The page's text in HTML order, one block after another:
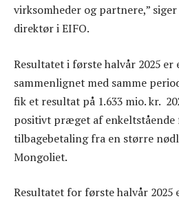
virksomheder og partnere,”
direktør i EIFO.
Resultatet i første halvår 2025 er
sammenlignet med samme
fik et resultat på 1.633 mio. kr.
positivt præget af enkeltstående
tilbagebetaling fra en større
Mongoliet.
Resultatet for første halvår